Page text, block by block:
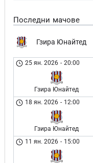
Последни мачове
Гзира Юнайтед
25 ян. 2026 - 20:00
Гзира Юнайтед
18 ян. 2026 - 12:00
Гзира Юнайтед
11 ян. 2026 - 15:00